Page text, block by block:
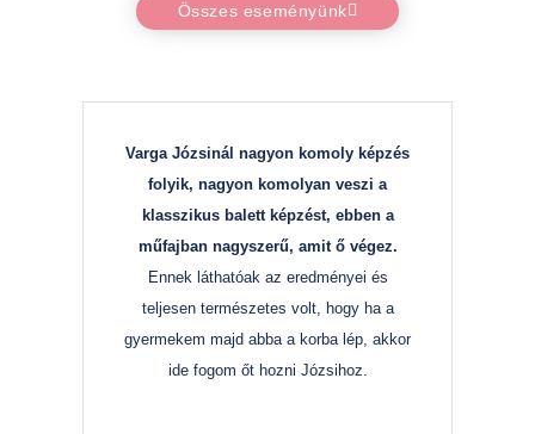
Összes eseményünk
Varga Józsinál nagyon komoly képzés
folyik, nagyon komolyan veszi a
klasszikus balett képzést, ebben a
műfajban nagyszerű, amit ő végez.
Ennek láthatóak az eredményei és
teljesen természetes volt, hogy ha a
gyermekem majd abba a korba lép, akkor
ide fogom őt hozni Józsihoz.